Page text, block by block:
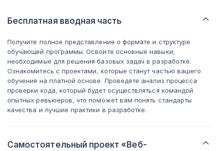
Бесплатная вводная часть
Получите полное представление о формате и структуре
обучающей программы. Освоите основные навыки,
необходимые для решения базовых задач в разработке.
Ознакомитесь с проектами, которые станут частью вашего
обучения на платной основе. Проведёте анализ процесса
проверки кода, который будет осуществляться командой
опытных ревьюеров, что поможет вам понять стандарты
качества и лучшие практики в разработке.
Самостоятельный проект «Веб-